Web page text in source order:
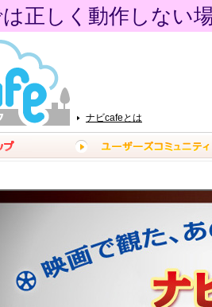
正しく動作しない
ナビcafeとは